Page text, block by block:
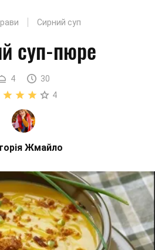
Сирний суп
суп-пюре
4
30
4
Жмайло